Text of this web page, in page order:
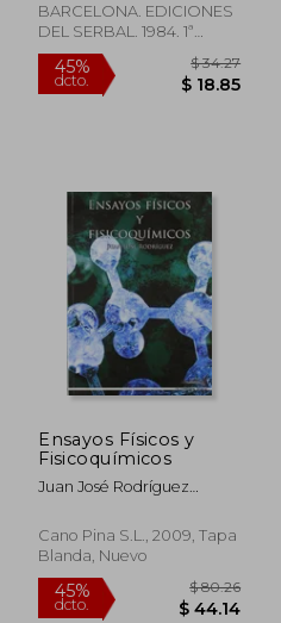
45%
dcto.
BARCELONA. EDICIONES
DEL SERBAL. 1984. 1ª
EDICION ESPAÑOLA.
RUSTICA. 169 Págs. EN 8º.
(REF.A-1000). (CIENCIAS),
Ensayos Físicos y
Fisicoquímicos
Juan José Rodríguez
Cano Pina S.L., 2009, Tapa
Blanda, Nuevo